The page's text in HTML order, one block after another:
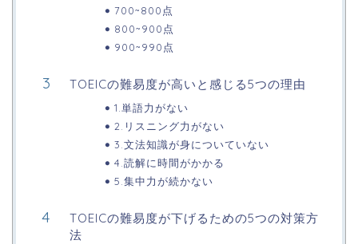
700~800点
800~900点
900~990点
TOEICの難易度が高いと感じる5つの理由
1.単語力がない
2.リスニング力がない
3.文法知識が身についていない
4.読解に時間がかかる
5.集中力が続かない
TOEICの難易度が下げるための5つの対策方
法